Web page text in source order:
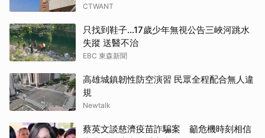
CTWANT
只找到鞋子…17歲少年無視公告三峽河跳水
失蹤 送醫不治
EBC 東森新聞
高雄城鎮韌性防空演習 民眾全程配合無人違
規
Newtalk
蔡英文談慈濟疫苗詐騙案 籲危機時刻相信